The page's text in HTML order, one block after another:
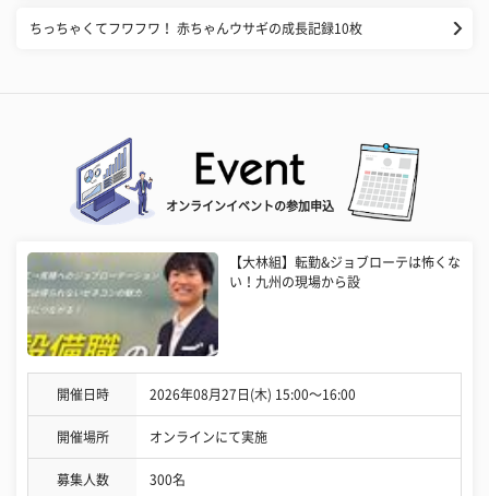
ちっちゃくてフワフワ！ 赤ちゃんウサギの成長記録10枚
オンラインイベントの参加申込
【大林組】転勤&ジョブローテは怖くな
い！九州の現場から設
開催日時 2026年08月27日(木) 15:00〜16:00
開催場所 オンラインにて実施
募集人数 300名